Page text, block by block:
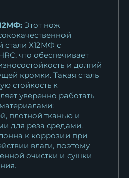
Этот нож
стали Х12МФ с
что обеспечивает
и долгий
кромки. Такая сталь
стойкость к
уверенно работать
плотной тканью и
для реза средами.
к коррозии при
влаги, поэтому
очистки и сушки